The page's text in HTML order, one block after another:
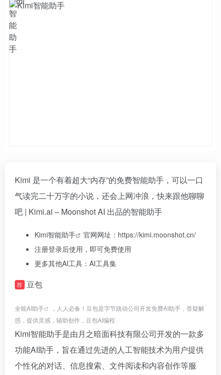
Kimi 是一个有着超大“内存”的免费智能助手，可以一口
气读完二十万字的小说，还会上网冲浪，快来跟他聊聊
吧 | Kimi.ai – Moonshot AI 出品的智能助手
Kimi智能助手
官网网址：https://kimi.moonshot.cn/
注册登录后使用，即可免费使用
更多其他AI工具：AI工具集
荐 豆包
全能AI助手
，人人必备！豆包是字节跳动公司开发免费AI助手，答疑解
惑，提供灵感，辅助创作，豆包AI编程
Kimi智能助手是由月之暗面科技有限公司开发的一款多
功能AI助手，旨在通过先进的人工智能技术为用户提供
个性化的对话、信息搜索、文件阅读和内容创作等服